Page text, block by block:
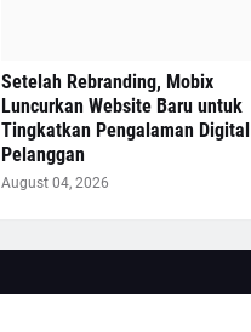
Setelah Rebranding, Mobix
Luncurkan Website Baru untuk
Tingkatkan Pengalaman Digital
Pelanggan
August 04, 2026